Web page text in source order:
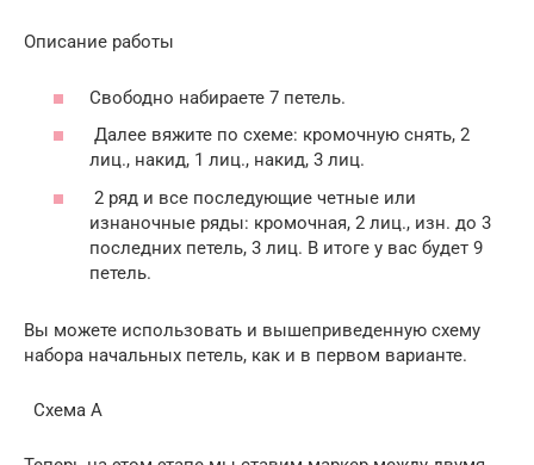
Описание работы
Свободно набираете 7 петель.
Далее вяжите по схеме: кромочную снять, 2
лиц., накид, 1 лиц., накид, 3 лиц.
2 ряд и все последующие четные или
изнаночные ряды: кромочная, 2 лиц., изн. до 3
последних петель, 3 лиц. В итоге у вас будет 9
петель.
Вы можете использовать и вышеприведенную схему
набора начальных петель, как и в первом варианте.
Схема А